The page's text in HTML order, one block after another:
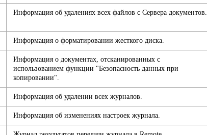
Информация об удалениях всех файлов с Сервера документов.
Информация о форматировании жесткого диска.
Информация о документах, отсканированных с
использованием функции "Безопасность данных при
копировании".
Информация об удалении всех журналов.
Информация об изменениях настроек журнала.